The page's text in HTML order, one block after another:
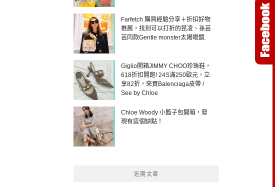
Farfetch 購買經驗分享＋折扣好物
推薦，找到可以打折的昆凌、孫芸
芸同款Gentle monster太陽眼鏡
Giglio開箱JIMMY CHOO珍珠鞋，
618折扣開跑! 24S滿250歐元，立
享82折，來買Balenciaga皮帶 /
See by Chloe
Chloe Woody 小籃子包開箱，發
現有這個缺點！
近期文章